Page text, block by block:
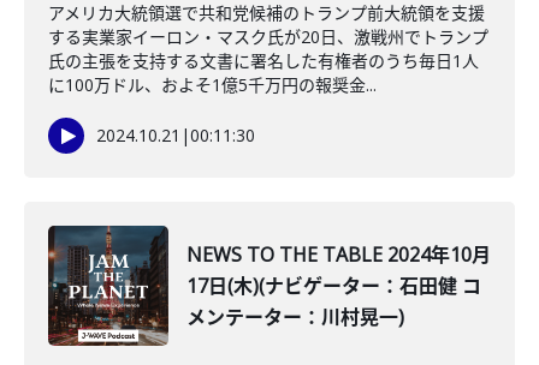
アメリカ大統領選で共和党候補のトランプ前大統領を支援
する実業家イーロン・マスク氏が20日、激戦州でトランプ
氏の主張を支持する文書に署名した有権者のうち毎日1人
に100万ドル、およそ1億5千万円の報奨金...
2024.10.21 |00:11:30
NEWS TO THE TABLE 2024年10月
17日(木)(ナビゲーター：石田健 コ
メンテーター：川村晃一)